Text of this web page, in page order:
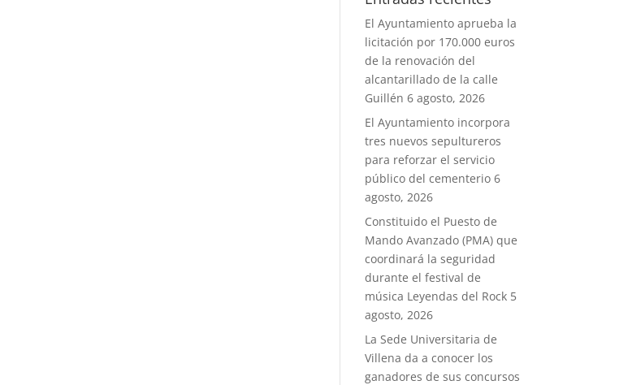
El Ayuntamiento aprueba la
licitación por 170.000 euros
de la renovación del
alcantarillado de la calle
Guillén 6 agosto, 2026
El Ayuntamiento incorpora
tres nuevos sepultureros
para reforzar el servicio
público del cementerio 6
agosto, 2026
Constituido el Puesto de
Mando Avanzado (PMA) que
coordinará la seguridad
durante el festival de
música Leyendas del Rock 5
agosto, 2026
La Sede Universitaria de
Villena da a conocer los
ganadores de sus concursos